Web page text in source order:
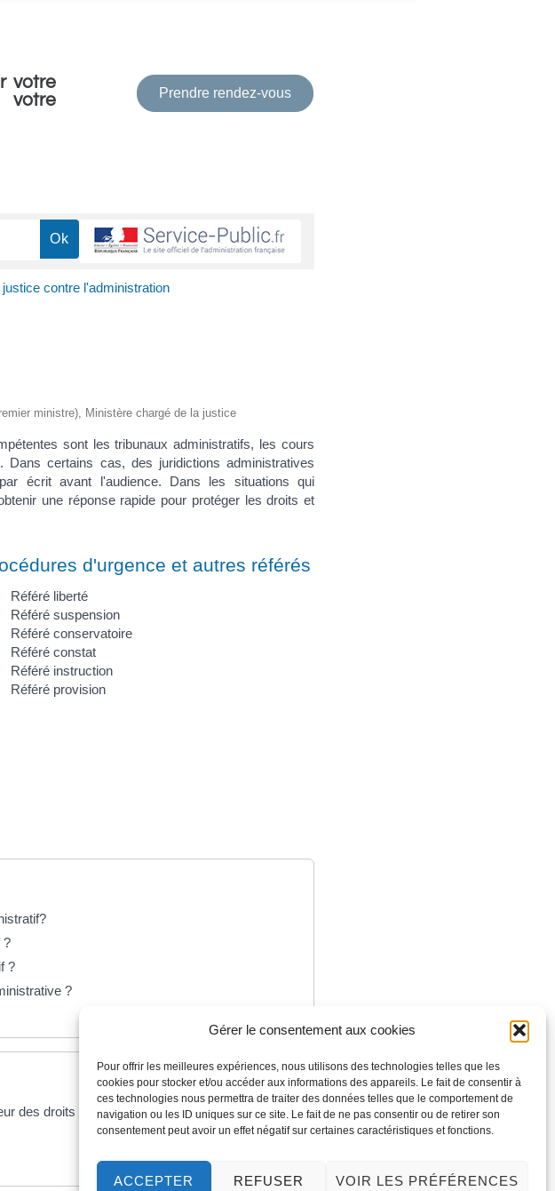
Gérer le consentement aux cookies
Pour offrir les meilleures expériences, nous utilisons des technologies telles que les
cookies pour stocker et/ou accéder aux informations des appareils. Le fait de consentir à
ces technologies nous permettra de traiter des données telles que le comportement de
navigation ou les ID uniques sur ce site. Le fait de ne pas consentir ou de retirer son
consentement peut avoir un effet négatif sur certaines caractéristiques et fonctions.
ACCEPTER REFUSER VOIR LES PRÉFÉRENCES
votre
votre
Prendre rendez-vous
justice contre l'administration
ministre), Ministère chargé de la justice
sont les tribunaux administratifs, les cours
certains cas, des juridictions administratives
écrit avant l'audience. Dans les situations qui
une réponse rapide pour protéger les droits et
d'urgence et autres référés
Référé liberté
Référé suspension
Référé conservatoire
Référé constat
Référé instruction
Référé provision
?
?
?
des droits